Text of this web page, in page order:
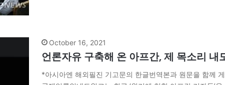
October 16, 2021
언론자유 구축해 온 아프간, 제 목소리 내
*아시아엔 해외필진 기고문의 한글번역본과 원문을 함께